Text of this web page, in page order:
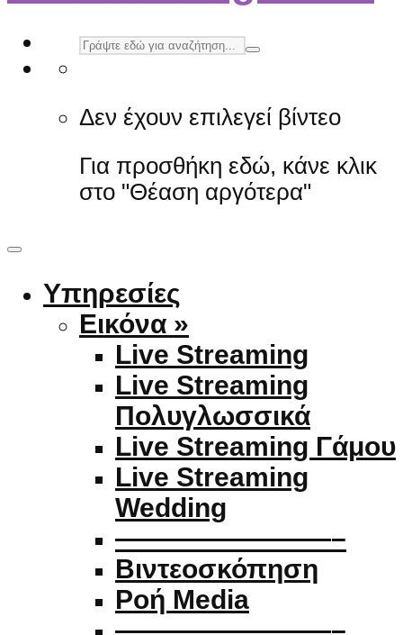
Δεν έχουν επιλεγεί βίντεο
Για προσθήκη εδώ, κάνε κλικ
στο "Θέαση αργότερα"
Υπηρεσίες
Εικόνα »
Live Streaming
Live Streaming
Πολυγλωσσικά
Live Streaming Γάμου
Live Streaming
Wedding
————————–
Βιντεοσκόπηση
Ροή Media